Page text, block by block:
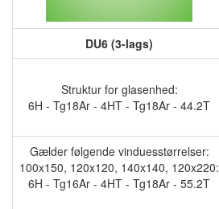
DU6 (3-lags)
Struktur for glasenhed:
6H - Tg18Ar - 4HT - Tg18Ar - 44.2T
Gælder følgende vinduesstørrelser:
100x150, 120x120, 140x140, 120x220:
6H - Tg16Ar - 4HT - Tg18Ar - 55.2T